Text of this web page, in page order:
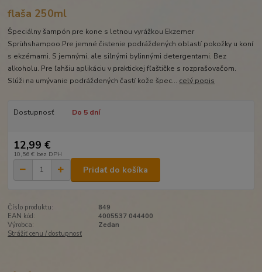
flaša 250ml
Špeciálny šampón pre kone s letnou vyrážkou Ekzemer
Sprühshampoo.Pre jemné čistenie podráždených oblastí pokožky u koní
s ekzémami. S jemnými, ale silnými bylinnými detergentami. Bez
alkoholu. Pre ľahšiu aplikáciu v praktickej fľaštičke s rozprašovačom.
Slúži na umývanie podráždených častí kože špec... celý popis
Dostupnosť Do 5 dní
12,99 €
10,56 € bez DPH
Pridať do košíka
Číslo produktu:
849
EAN kód:
4005537 044400
Výrobca:
Zedan
Strážiť cenu / dostupnosť